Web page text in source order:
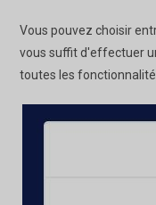
Vous pouvez choisir
vous suffit d'effectuer
toutes les